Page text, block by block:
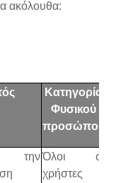
ακόλουθα:
Κατηγορία
Φυσικού
προσώπου
Όλοι οι
χρήστες